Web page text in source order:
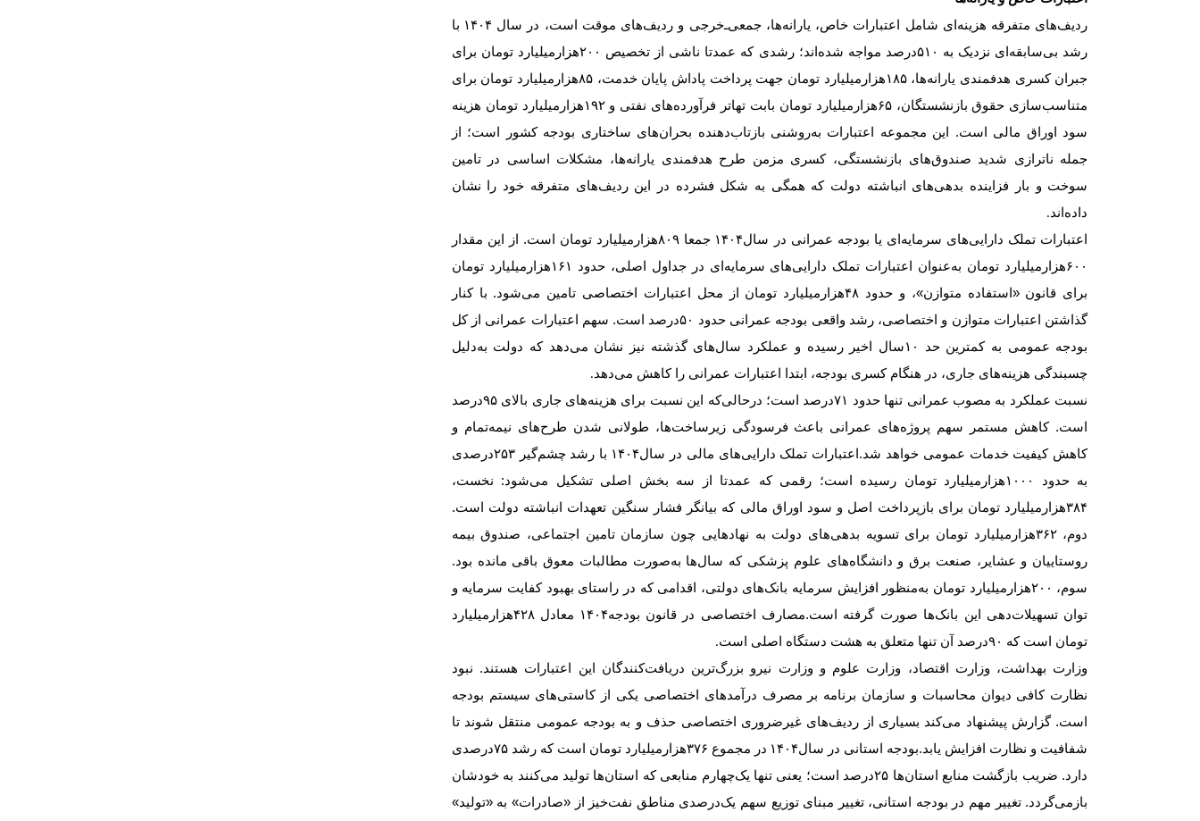
ردیف‌های متفرقه هزینه‌ای شامل اعتبارات خاص، یارانه‌ها، جمعی‌ـ‌خرجی و ردیف‌های موقت است، در سال ۱۴۰۴ با
رشد بی‌سابقه‌ای نزدیک به ۵۱۰درصد مواجه شده‌اند؛ رشدی که عمدتا ناشی از تخصیص ۲۰۰هزار‌میلیارد تومان برای
جبران کسری هدفمندی یارانه‌ها،۱۸۵هزار‌میلیارد تومان جهت پرداخت پاداش پایان خدمت، ۸۵هزار‌میلیارد تومان برای
متناسب‌سازی حقوق بازنشستگان،۶۵هزار‌میلیارد تومان بابت تهاتر فرآورده‌های نفتی و۱۹۲هزار‌میلیارد تومان هزینه
سود اوراق مالی است. این مجموعه اعتبارات به‌روشنی بازتاب‌دهنده بحران‌های ساختاری بودجه کشور است؛ از
جمله ناترازی شدید صندوق‌های بازنشستگی، کسری مزمن طرح هدفمندی یارانه‌ها، مشکلات اساسی در تامین
سوخت و بار فزاینده بدهی‌های انباشته دولت که همگی به شکل فشرده در این ردیف‌های متفرقه خود را نشان
داده‌اند.
اعتبارات تملک دارایی‌های سرمایه‌ای یا بودجه عمرانی در سال۱۴۰۴ جمعا ۸۰۹هزار‌میلیارد تومان است. از این مقدار
۶۰۰هزار‌میلیارد تومان به‌عنوان اعتبارات تملک دارایی‌های سرمایه‌ای در جداول اصلی، حدود ۱۶۱هزار‌میلیارد تومان
برای قانون «استفاده متوازن»، و حدود ۴۸هزار‌میلیارد تومان از محل اعتبارات اختصاصی تامین می‌شود. با کنار
گذاشتن اعتبارات متوازن و اختصاصی، رشد واقعی بودجه عمرانی حدود ۵۰درصد است. سهم اعتبارات عمرانی از کل
بودجه عمومی به کمترین حد
۱۰سال اخیر رسیده و عملکرد سال‌های گذشته نیز نشان می‌دهد که دولت به‌دلیل
چسبندگی هزینه‌های جاری، در هنگام کسری بودجه، ابتدا اعتبارات عمرانی را کاهش می‌دهد.
نسبت عملکرد به مصوب عمرانی تنها حدود ۷۱درصد است؛ درحالی‌که این نسبت برای هزینه‌های جاری بالای۹۵درصد
است. کاهش مستمر سهم پروژه‌های عمرانی باعث فرسودگی زیرساخت‌ها، طولانی شدن طرح‌های نیمه‌تمام و
کاهش کیفیت خدمات عمومی خواهد شد.اعتبارات تملک دارایی‌های مالی در سال۱۴۰۴ با رشد چشم‌گیر۲۵۳درصدی
به حدود
۱۰۰۰هزار‌میلیارد تومان رسیده است؛ رقمی که عمدتا از سه بخش اصلی تشکیل می‌شود: نخست،
۳۸۴هزار‌میلیارد تومان برای بازپرداخت اصل و سود اوراق مالی که بیانگر فشار سنگین تعهدات انباشته دولت است.
دوم،۳۶۲هزار‌میلیارد تومان برای تسویه بدهی‌های دولت به نهادهایی چون سازمان تامین اجتماعی، صندوق بیمه
روستاییان و عشایر، صنعت برق و دانشگاه‌های علوم پزشکی که سال‌ها به‌صورت مطالبات معوق باقی مانده بود.
سوم، ۲۰۰هزار‌میلیارد تومان به‌منظور افزایش سرمایه بانک‌های دولتی، اقدامی که در راستای بهبود کفایت سرمایه و
توان تسهیلات‌دهی این بانک‌ها صورت گرفته است.مصارف اختصاصی در قانون بودجه۱۴۰۴ معادل ۴۲۸هزار‌میلیارد
تومان است که ۹۰درصد آن تنها متعلق به هشت دستگاه اصلی است.
وزارت بهداشت، وزارت اقتصاد، وزارت علوم و وزارت نیرو بزرگ‌ترین دریافت‌کنندگان این اعتبارات‌ هستند. نبود
نظارت کافی دیوان محاسبات و سازمان برنامه بر مصرف درآمدهای اختصاصی یکی از کاستی‌های سیستم بودجه
است. گزارش پیشنهاد می‌کند بسیاری از ردیف‌های غیرضروری اختصاصی حذف و به بودجه عمومی منتقل شوند تا
شفافیت و نظارت افزایش یابد.بودجه استانی در سال۱۴۰۴ در مجموع ۳۷۶هزار‌میلیارد تومان است که رشد۷۵درصدی
دارد. ضریب بازگشت منابع استان‌ها ۲۵درصد است؛ یعنی تنها یک‌چهارم منابعی که استان‌ها تولید می‌کنند به خودشان
بازمی‌گردد. تغییر مهم در بودجه استانی، تغییر مبنای توزیع سهم یک‌درصدی مناطق نفت‌خیز از «صادرات» به «تولید»